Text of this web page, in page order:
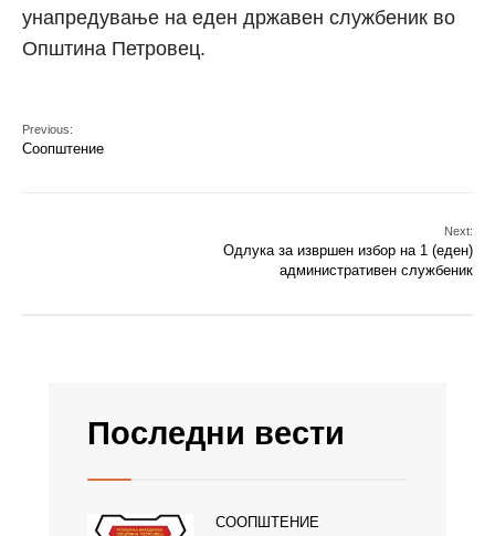
унапредување на еден државен службеник во
Општина Петровец.
Previous:
Соопштение
Next:
Одлука за извршен избор на 1 (еден)
административен службеник
Последни вести
СООПШТЕНИЕ